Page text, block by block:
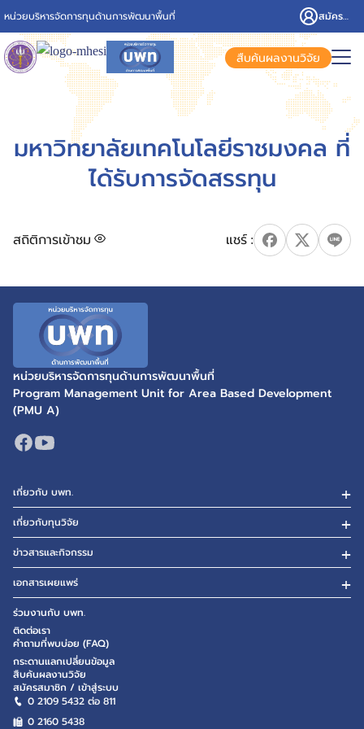
หน่วยบริหารจัดการทุนด้านการพัฒนาพื้นที่ สมัครสมาชิก/เข้าสู่ระบบ
สืบค้นผลงานวิจัย
มหาวิทยาลัยเทคโนโลยีราชมงคล ที่
ได้รับการจัดสรรทุน
สถิติการเข้าชม
หน่วยบริหารจัดการทุนด้านการพัฒนาพื้นที่
Program Management Unit for Area Based Development
(PMU A)
เกี่ยวกับ บพท.
เกี่ยวกับทุนวิจัย
ข่าวสารและกิจกรรม
เอกสารเผยแพร่
ร่วมงานกับ บพท.
ติดต่อเรา
คำถามที่พบบ่อย (FAQ)
กระดานแลกเปลี่ยนข้อมูล
สืบค้นผลงานวิจัย
สมัครสมาชิก / เข้าสู่ระบบ
0 2109 5432 ต่อ 811
0 2160 5438